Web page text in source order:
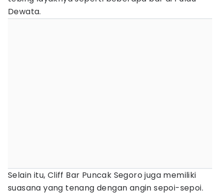
Dewata.
Selain itu, Cliff Bar Puncak Segoro juga memiliki
suasana yang tenang dengan angin sepoi-sepoi.